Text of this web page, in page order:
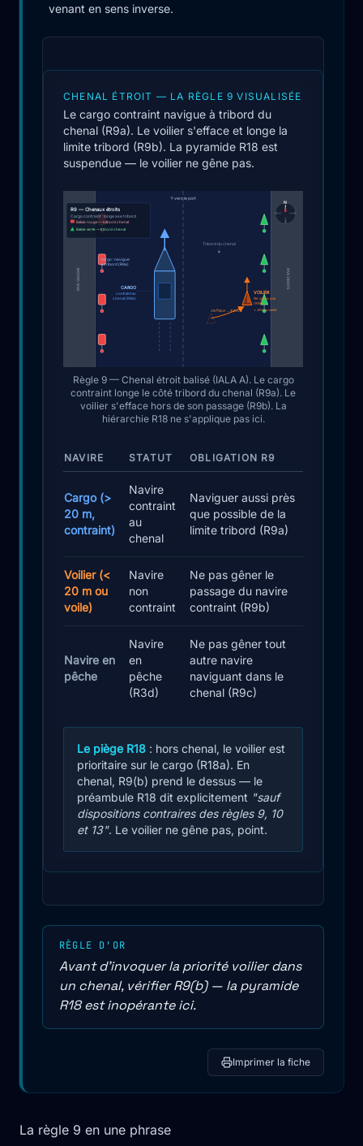
venant en sens inverse.
CHENAL ÉTROIT — LA RÈGLE 9 VISUALISÉE
Le cargo contraint navigue à tribord du
chenal (R9a). Le voilier s'efface et longe la
limite tribord (R9b). La pyramide R18 est
suspendue — le voilier ne gêne pas.
RIVE GAUCHE RIVE DROITE
↑ vers le port
CARGO
contraint au
chenal (R9b)
s'efface → tribord
VOILIER
Ne gêne pas
(R9b)
< 20 m ou voilier
Tribord du chenal
Cargo : navigue
à tribord (R9a)
R9 — Chenaux étroits
Cargo contraint : longe axe tribord
Balise rouge — bâbord chenal
Balise verte — tribord chenal
N
S
O E
Règle 9 — Chenal étroit balisé (IALA A). Le cargo
contraint longe le côté tribord du chenal (R9a). Le
voilier s'efface hors de son passage (R9b). La
hiérarchie R18 ne s'applique pas ici.
NAVIRE STATUT OBLIGATION R9
Cargo (>
20 m,
contraint)
Navire
contraint
au
chenal
Naviguer aussi près
que possible de la
limite tribord (R9a)
Voilier (<
20 m ou
voile)
Navire
non
contraint
Ne pas gêner le
passage du navire
contraint (R9b)
Navire en
pêche
Navire
en
pêche
(R3d)
Ne pas gêner tout
autre navire
naviguant dans le
chenal (R9c)
Le piège R18 : hors chenal, le voilier est
prioritaire sur le cargo (R18a). En
chenal, R9(b) prend le dessus — le
préambule R18 dit explicitement "sauf
dispositions contraires des règles 9, 10
et 13". Le voilier ne gêne pas, point.
RÈGLE D'OR
Avant d'invoquer la priorité voilier dans
un chenal, vérifier R9(b) — la pyramide
R18 est inopérante ici.
Imprimer la fiche
La règle 9 en une phrase